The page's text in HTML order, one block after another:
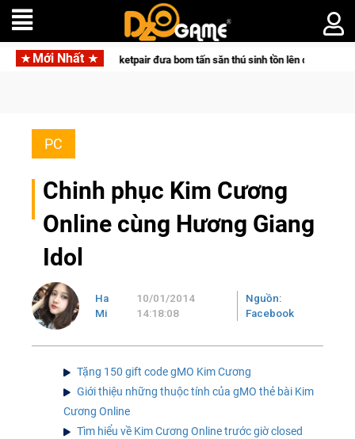
Mới Nhất
cùng Pocketpair đưa bom tấn săn thú sinh tồn lên di động với tên gọi
PC
Chinh phục Kim Cương
Online cùng Hương Giang
Idol
Ha
Mi
10/01/2014
14:18:08
Nguồn:
Facebook
Tặng 150 gift code gMO Kim Cương
Giới thiệu những thuộc tính của gMO thẻ bài Kim
Cương Online
Tìm hiểu về Kim Cương Online trước giờ closed